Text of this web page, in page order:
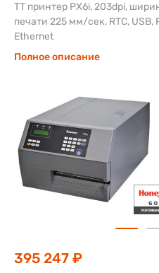
TT принтер PX6i, 203dpi,
печати 225 мм/сек, RTC, USB,
Ethernet
Полное описание
395 247 ₽